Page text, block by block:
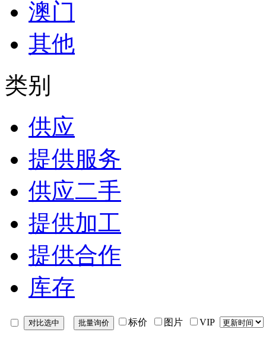
澳门
其他
类别
供应
提供服务
供应二手
提供加工
提供合作
库存
标价 图片 VIP